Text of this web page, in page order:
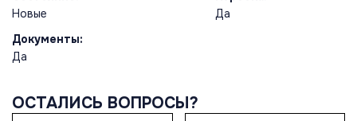
Новые
Да
Документы:
Да
ОСТАЛИСЬ ВОПРОСЫ?